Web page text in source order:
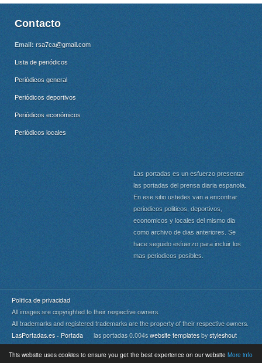
This website uses cookies to ensure you get the best experience on our website More info
Contacto
Email: rsa7ca@gmail.com
Lista de periódicos
Periódicos general
Periódicos deportivos
Periódicos económicos
Periódicos locales
Las portadas es un esfuerzo presentar
las portadas del prensa diaria espanola.
En ese sitio ustedes van a encontrar
periodicos politicos, deportivos,
economicos y locales del mismo dia
como archivo de dias anteriores. Se
hace seguido esfuerzo para incluir los
mas periodicos posibles.
Política de privacidad
All images are copyrighted to their respective owners.
All trademarks and registered trademarks are the property of their respective owners.
LasPortadas.es - Portada las portadas 0.004s website templates by styleshout